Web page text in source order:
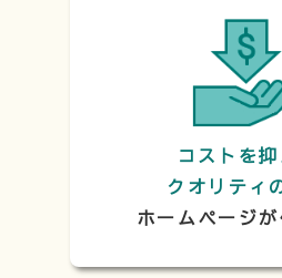
コストを抑
クオリティ
ホームページ